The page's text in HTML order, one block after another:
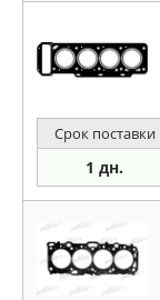
Срок поставки
1 дн.